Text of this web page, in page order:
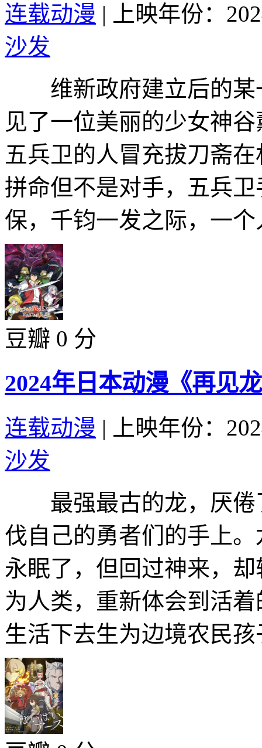
连载动漫 |
上映年份：
沙发
维新政府建立后的某
见了一位美丽的少女神
五兵卫的人冒充拔刀斋
拼命但不是对手，五兵
保，千钧一发之际，一
豆瓣 0 分
2024年日本动漫《再见
连载动漫 |
上映年份：
沙发
最强最古的龙，厌倦
伐自己的勇者们的手上
永眠了，但回过神来，
为人类，重新体会到活
生活下去生为边境农民